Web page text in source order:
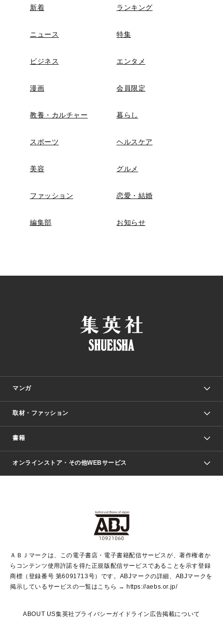
新着 ランキング
ニュース 特集
ビジネス エンタメ
漫画 会員限定
教養・カルチャー 暮らし
スポーツ ヘルスケア
美容 グルメ
ファッション 恋愛・結婚
編集部 お知らせ
マンガ
少年マンガ
Vジャンプ
ジャンプルーキー！
ジャンプTOON
S-MANGA
集英社ジャンプリミックス
週刊ヤングジャンプ
ウルトラジャンプ
リマコミ＋
マンガMeets
月刊オフィスユー
取材・ファッション
Seventeen
LEE
Marisol
T JAPAN:The New York Times Style Magazine
芸能・情報・スポーツ
パラスポ＋！
書籍
文芸・文庫・総合
青春と読書
アジア人物史
集英社新書
集英社新書プラス
よみタイ
ライトノベル・ノベライズ
集英社Webマガジン Cobalt
集英社オレンジ文庫
シフォン文庫
集英社みらい文庫
S-KIDS.LAND
オンラインストア・その他WEBサービス
SHUEISHA MANGA-ART HERITAGE
HAPPY PLUS STORE
shueisha vox
EDITOR'S LAB
ＡＢＪマークは、この電子書店・電子書籍配信サービスが、著作権者か
らコンテンツ使用許諾を得た正規版配信サービスであることを示す登録
商標（登録番号 第6091713号）です。ABJマークの詳細、ABJマークを
掲示しているサービスの一覧はこちら → https://aebs.or.jp/
ABOUT US集英社プライバシーガイドライン 広告掲載について